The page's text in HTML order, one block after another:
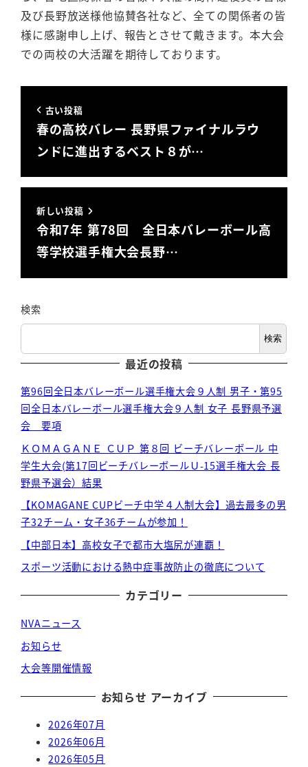
及び長野放送様他協賛各社など、全ての関係者の皆
様に感謝申し上げ、報告とさせて戴きます。本大会
での両校の大活躍を期待しております。
古い投稿
春の高校バレー 長野県ファイナルラウ
ンドに進出するベスト８が…
新しい投稿
令和7年 第78回 全日本バレーボール高
等学校選手権大会長野…
検索
検索
最近の投稿
第96回全日本バレーボール選手権大会９人制 男子・第95
回全日本バレーボール選手権大会９人制 女子 長野県予選
会 要項
ＫＯＭＡＧＡＮＥ ＣＵＰ 第８回 ビーチバレーボール 中
学生大会(第17回ビーチバレーボールＵ-15選手権大会 長
野県予選会）結果
【KOMAGANE CUPビーチ中学４人制大会】過去最多の男
子32チーム・女子36チームが参加！
【中部日本】高校女子で都市大塩尻が連覇！
スポーツ活動における熱中症事故防止の徹底について
カテゴリー
NVAニュース
お知らせ
大会等開催情報
お知らせ アーカイブ
2026年07月
2026年06月
2026年05月